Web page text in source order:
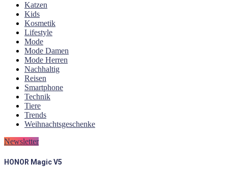
Katzen
Kids
Kosmetik
Lifestyle
Mode
Mode Damen
Mode Herren
Nachhaltig
Reisen
Smartphone
Technik
Tiere
Trends
Weihnachtsgeschenke
Newsletter
HONOR Magic V5